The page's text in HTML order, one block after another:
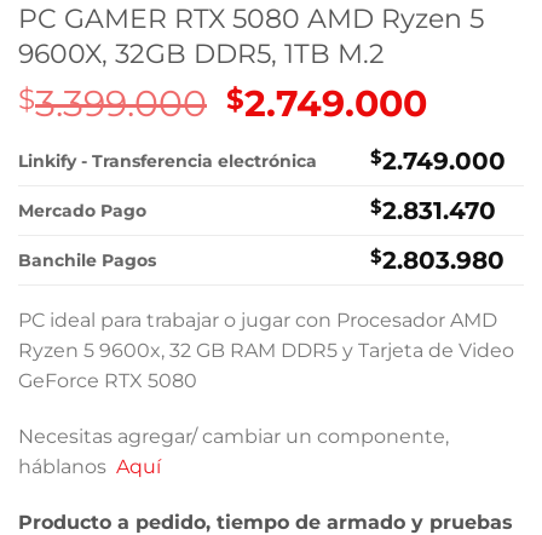
PC GAMER RTX 5080 AMD Ryzen 5
9600X, 32GB DDR5, 1TB M.2
$3.399.000 El
precio
original
$3.399.000.
$2.749.000El
actual
Linkify - Transferencia electrónica $2.749.000
Mercado Pago $2.831.470
Banchile Pagos $2.803.980
PC ideal para trabajar o jugar con Procesador AMD
Ryzen 5 9600x, 32 GB RAM DDR5 y Tarjeta de Video
GeForce RTX 5080
Necesitas agregar/ cambiar un componente,
háblanos Aquí
Producto a pedido, tiempo de armado y pruebas